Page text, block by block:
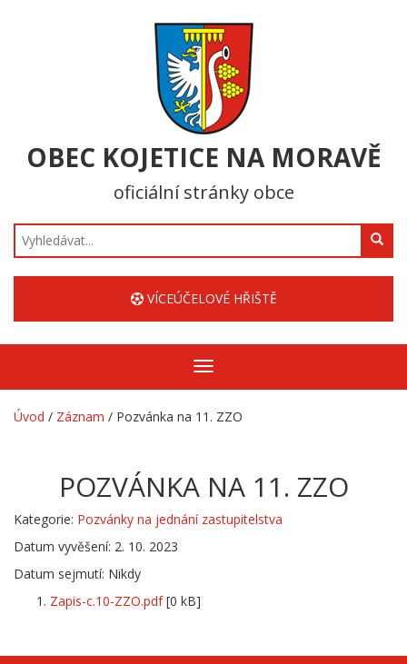
OBEC KOJETICE NA MORAVĚ
oficiální stránky obce
Hledat
VÍCEÚČELOVÉ HŘIŠTĚ
Zobrazit/skrýt
navigaci
Úvod / Záznam / Pozvánka na 11. ZZO
POZVÁNKA NA 11. ZZO
Kategorie: Pozvánky na jednání zastupitelstva
Datum vyvěšení: 2. 10. 2023
Datum sejmutí: Nikdy
Zapis-c.10-ZZO.pdf[0 kB]